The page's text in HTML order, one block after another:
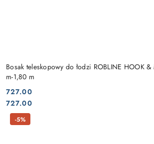
Bosak teleskopowy do łodzi ROBLINE HOOK
m-1,80 m
Cena:
727.00
Cena:
727.00
-5%